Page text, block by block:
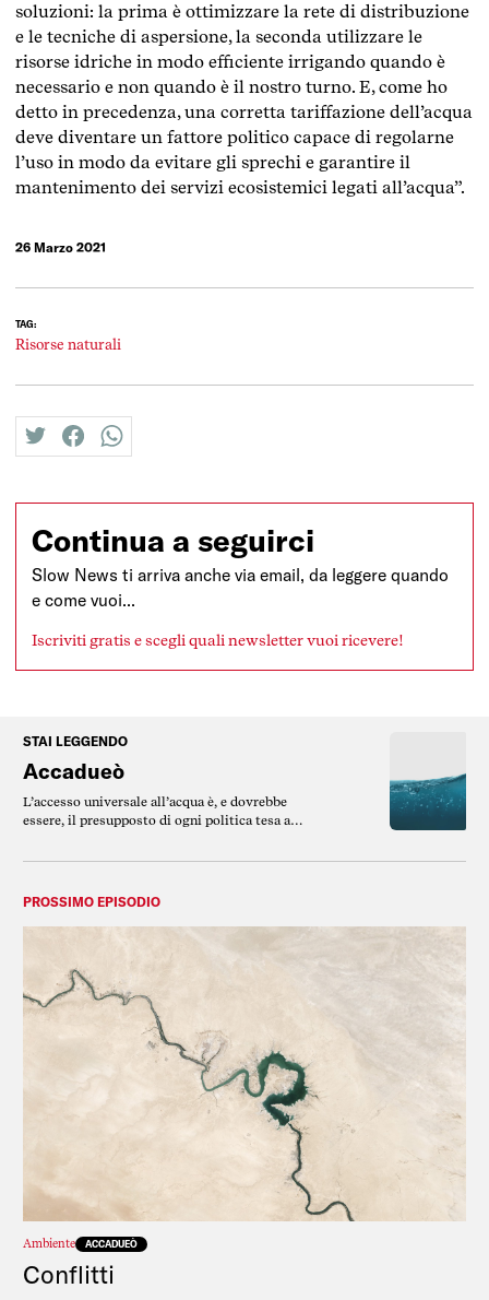
soluzioni: la prima è ottimizzare la rete di distribuzione
e le tecniche di aspersione, la seconda utilizzare le
risorse idriche in modo efficiente irrigando quando è
necessario e non quando è il nostro turno. E, come ho
detto in precedenza, una corretta tariffazione dell’acqua
deve diventare un fattore politico capace di regolarne
l’uso in modo da evitare gli sprechi e garantire il
mantenimento dei servizi ecosistemici legati all’acqua”.
26 Marzo 2021
TAG:
Risorse naturali
twitterfacebookwhatsapp
Continua a seguirci
Slow News ti arriva anche via email, da leggere quando
e come vuoi...
Iscriviti gratis e scegli quali newsletter vuoi ricevere!
STAI LEGGENDO
Accadueò
L’accesso universale all’acqua è, e dovrebbe
essere, il presupposto di ogni politica tesa a
PROSSIMO EPISODIO
Ambiente ACCADUEÒ
Conflitti